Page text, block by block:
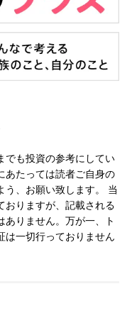
でも投資の参考にしてい
あたっては読者ご自身の
う、お願い致します。 当
おりますが、記載される
ありません。万が一、ト
は一切行っておりません